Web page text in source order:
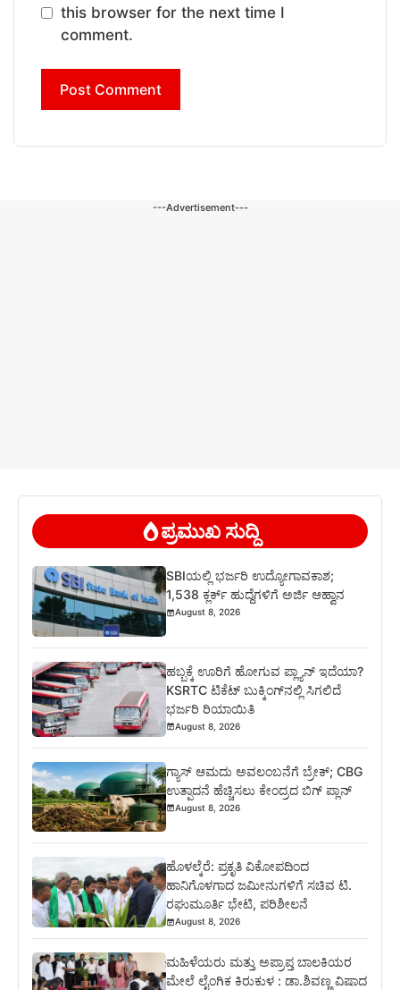
this browser for the next time I
comment.
---Advertisement---
ಪ್ರಮುಖ ಸುದ್ದಿ
SBIಯಲ್ಲಿ ಭರ್ಜರಿ ಉದ್ಯೋಗಾವಕಾಶ;
1,538 ಕ್ಲರ್ಕ್ ಹುದ್ದೆಗಳಿಗೆ ಅರ್ಜಿ ಆಹ್ವಾನ
August 8, 2026
ಹಬ್ಬಕ್ಕೆ ಊರಿಗೆ ಹೋಗುವ ಪ್ಲ್ಯಾನ್ ಇದೆಯಾ?
KSRTC ಟಿಕೆಟ್ ಬುಕ್ಕಿಂಗ್‌ನಲ್ಲಿ ಸಿಗಲಿದೆ
ಭರ್ಜರಿ ರಿಯಾಯಿತಿ
August 8, 2026
ಗ್ಯಾಸ್ ಆಮದು ಅವಲಂಬನೆಗೆ ಬ್ರೇಕ್; CBG
ಉತ್ಪಾದನೆ ಹೆಚ್ಚಿಸಲು ಕೇಂದ್ರದ ಬಿಗ್ ಪ್ಲಾನ್
August 8, 2026
ಹೊಳಲ್ಕೆರೆ: ಪ್ರಕೃತಿ ವಿಕೋಪದಿಂದ
ಹಾನಿಗೊಳಗಾದ ಜಮೀನುಗಳಿಗೆ ಸಚಿವ ಟಿ.
ರಘುಮೂರ್ತಿ ಭೇಟಿ, ಪರಿಶೀಲನೆ
August 8, 2026
ಮಹಿಳೆಯರು ಮತ್ತು ಅಪ್ರಾಪ್ತ ಬಾಲಕಿಯರ
ಮೇಲೆ ಲೈಂಗಿಕ ಕಿರುಕುಳ : ಡಾ.ಶಿವಣ್ಣ ವಿಷಾದ